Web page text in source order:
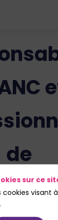
de
sur ce
cookies visant